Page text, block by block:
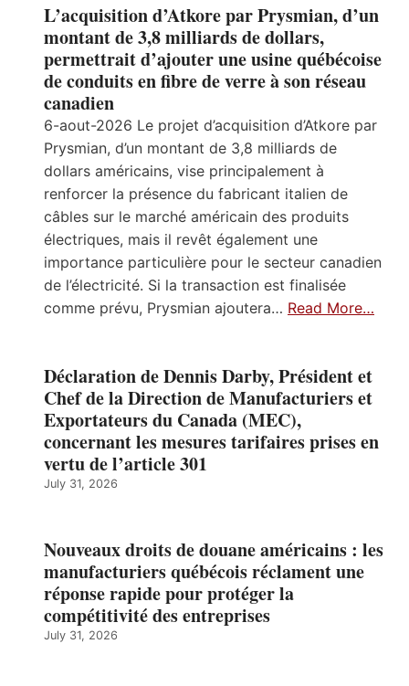
L’acquisition d’Atkore par Prysmian, d’un
montant de 3,8 milliards de dollars,
permettrait d’ajouter une usine québécoise
de conduits en fibre de verre à son réseau
canadien
6-aout-2026 Le projet d’acquisition d’Atkore par
Prysmian, d’un montant de 3,8 milliards de
dollars américains, vise principalement à
renforcer la présence du fabricant italien de
câbles sur le marché américain des produits
électriques, mais il revêt également une
importance particulière pour le secteur canadien
de l’électricité. Si la transaction est finalisée
comme prévu, Prysmian ajoutera… Read More…
Déclaration de Dennis Darby, Président et
Chef de la Direction de Manufacturiers et
Exportateurs du Canada (MEC),
concernant les mesures tarifaires prises en
vertu de l’article 301
July 31, 2026
Nouveaux droits de douane américains : les
manufacturiers québécois réclament une
réponse rapide pour protéger la
compétitivité des entreprises
July 31, 2026